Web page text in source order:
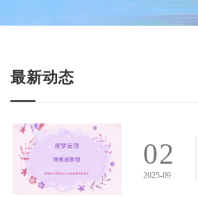
最新动态
02
2025-09